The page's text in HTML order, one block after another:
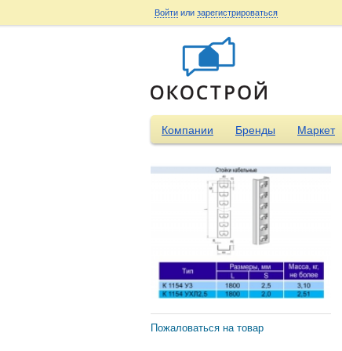
Войти или зарегистрироваться
Компании Бренды Маркет
Пожаловаться на товар